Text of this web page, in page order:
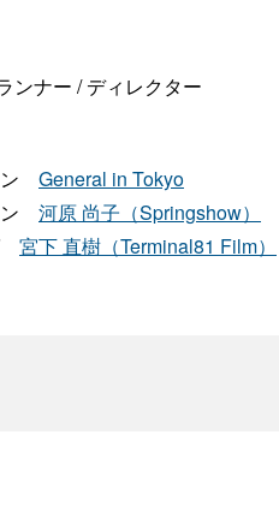
ンナー / ディレクター
ン General in Tokyo
ン 河原 尚子（Springshow）
宮下 直樹（Terminal81 Film）